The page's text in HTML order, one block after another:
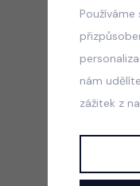
nám
zážitek z